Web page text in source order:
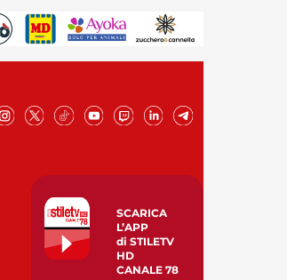
SCARICA
L’APP
di STILETV
HD
CANALE 78